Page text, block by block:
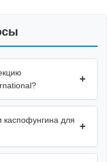
+
каспофунгина для
+